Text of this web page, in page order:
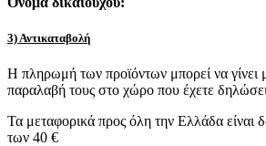
3) Αντικαταβολή
Η πληρωμή των προϊόντων μπορεί να γίνει
παραλαβή τους στο χώρο που έχετε
Τα μεταφορικά προς όλη την Ελλάδα είναι
των 40 €